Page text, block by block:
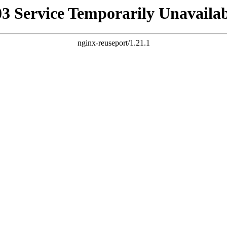
Service Temporarily
nginx-reuseport/1.21.1